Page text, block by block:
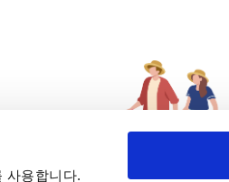
사용합니다.